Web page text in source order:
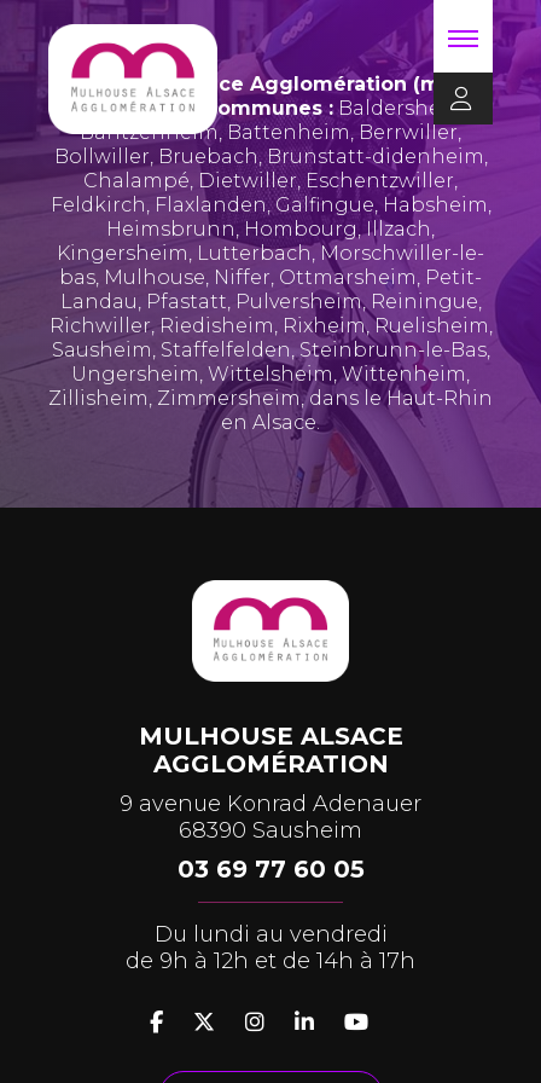
Mulhouse Alsace Agglomération (m2A)
regroupe 39 communes : Baldersheim,
Bantzenheim, Battenheim, Berrwiller,
Bollwiller, Bruebach,Brunstatt-didenheim,
Chalampé, Dietwiller, Eschentzwiller,
Feldkirch, Flaxlanden,Galfingue, Habsheim,
Heimsbrunn, Hombourg,Illzach,
Kingersheim, Lutterbach, Morschwiller-le-
bas, Mulhouse, Niffer, Ottmarsheim, Petit-
Landau, Pfastatt, Pulversheim, Reiningue,
Richwiller,Riedisheim, Rixheim,Ruelisheim,
Sausheim, Staffelfelden, Steinbrunn-le-Bas,
Ungersheim, Wittelsheim,Wittenheim,
Zillisheim, Zimmersheim, dans le Haut-Rhin
en Alsace.
MULHOUSE ALSACE
AGGLOMÉRATION
9 avenue Konrad Adenauer
68390 Sausheim
03 69 77 60 05
Du lundi au vendredi
de 9h à 12h et de 14h à 17h